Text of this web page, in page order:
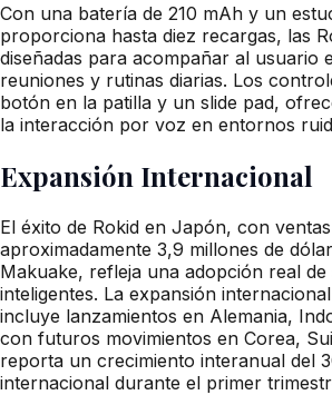
Con una batería de 210 mAh y un
proporciona hasta diez recargas, las
diseñadas para acompañar al usuario
reuniones y rutinas diarias. Los
botón en la patilla y un slide pad,
la interacción por voz en entornos
Expansión Internacional
El éxito de Rokid en Japón, con
aproximadamente 3,9 millones de
Makuake, refleja una adopción real de
inteligentes. La expansión
incluye lanzamientos en Alemania,
con futuros movimientos en Corea,
reporta un crecimiento interanual del
internacional durante el primer